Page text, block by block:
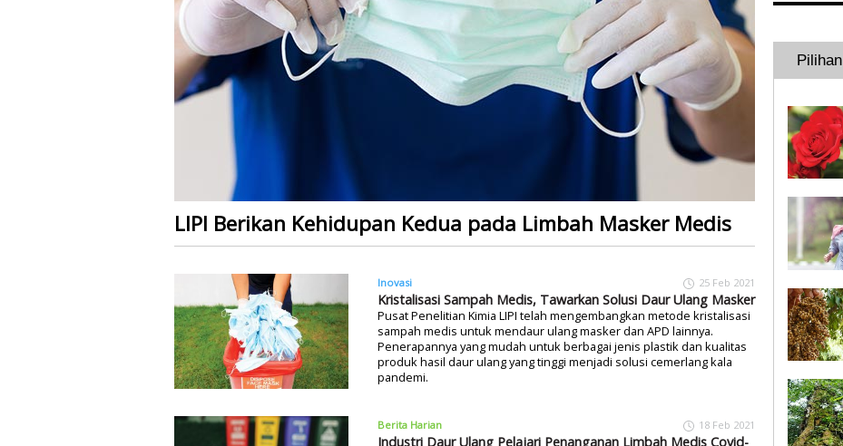
LIPI Berikan Kehidupan Kedua pada Limbah Masker Medis
Inovasi 25 Feb 2021
Kristalisasi Sampah Medis, Tawarkan Solusi Daur Ulang Masker
Pusat Penelitian Kimia LIPI telah mengembangkan metode kristalisasi
sampah medis untuk mendaur ulang masker dan APD lainnya.
Penerapannya yang mudah untuk berbagai jenis plastik dan kualitas
produk hasil daur ulang yang tinggi menjadi solusi cemerlang kala
pandemi.
Berita Harian 18 Feb 2021
Industri Daur Ulang Pelajari Penanganan Limbah Medis Covid-
Pilihan